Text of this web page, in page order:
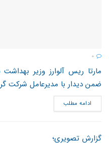
ضمن دیدار با مدیرعامل شرکت
ادامه مطلب
گزارش تصویری؛